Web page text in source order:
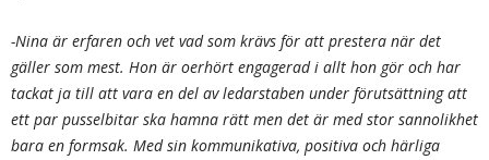
-Nina är erfaren och vet vad som krävs för att prestera när det
gäller som mest. Hon är oerhört engagerad i allt hon gör och har
tackat ja till att vara en del av ledarstaben under förutsättning att
ett par pusselbitar ska hamna rätt men det är med stor sannolikhet
bara en formsak. Med sin kommunikativa, positiva och härliga